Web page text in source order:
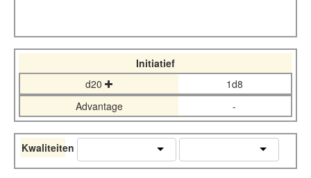
Initiatief
d20
1d8
Advantage
-
Kwaliteiten